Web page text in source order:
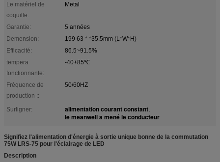
Le matériel de
coquille:
Metal
Garantie:
5 années
Demension:
199 63 * *35.5mm (L*W*H)
Efficacité:
86.5~91.5%
tempera
fonctionnante:
-40+85℃
Fréquence de
production ::
50/60HZ
Surligner: alimentation courant constant,
le meanwell a mené le conducteur
Signifiez l'alimentation d'énergie à sortie unique bonne de la commutation
75W LRS-75 pour l'éclairage de LED
Description